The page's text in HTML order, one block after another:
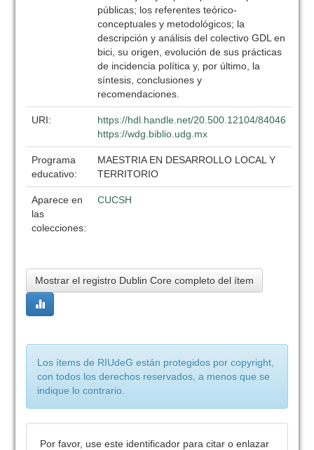
públicas; los referentes teórico-
conceptuales y metodológicos; la
descripción y análisis del colectivo GDL en
bici, su origen, evolución de sus prácticas
de incidencia política y, por último, la
síntesis, conclusiones y
recomendaciones.
URI:
https://hdl.handle.net/20.500.12104/84046
https://wdg.biblio.udg.mx
Programa
educativo:
MAESTRIA EN DESARROLLO LOCAL Y
TERRITORIO
Aparece en
las
colecciones:
CUCSH
Mostrar el registro Dublin Core completo del ítem
Los ítems de RIUdeG están protegidos por copyright,
con todos los derechos reservados, a menos que se
indique lo contrario.
Por favor, use este identificador para citar o enlazar